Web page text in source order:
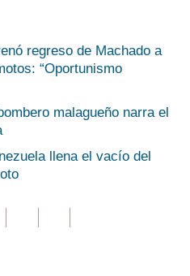
regreso de Machado a
“Oportunismo
malagueño narra el
llena el vacío del